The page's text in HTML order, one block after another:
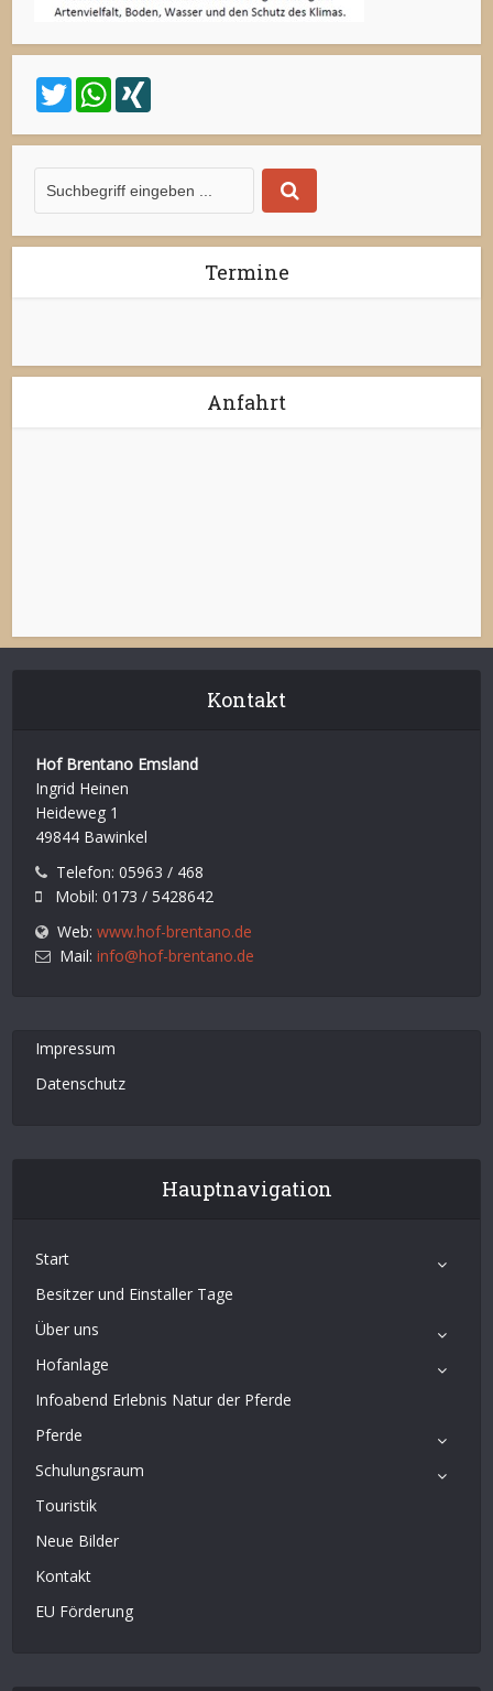
TwitterWhatsApp
Termine
Anfahrt
Kontakt
Hof Brentano Emsland
Ingrid Heinen
Heideweg 1
49844 Bawinkel
Telefon: 05963 / 468
Mobil: 0173 / 5428642
Web:www.hof-brentano.de
Mail:info@hof-brentano.de
Impressum
Datenschutz
Hauptnavigation
Start
Besitzer und Einstaller Tage
Über uns
Hofanlage
Infoabend Erlebnis Natur der Pferde
Pferde
Schulungsraum
Touristik
Neue Bilder
Kontakt
EU Förderung